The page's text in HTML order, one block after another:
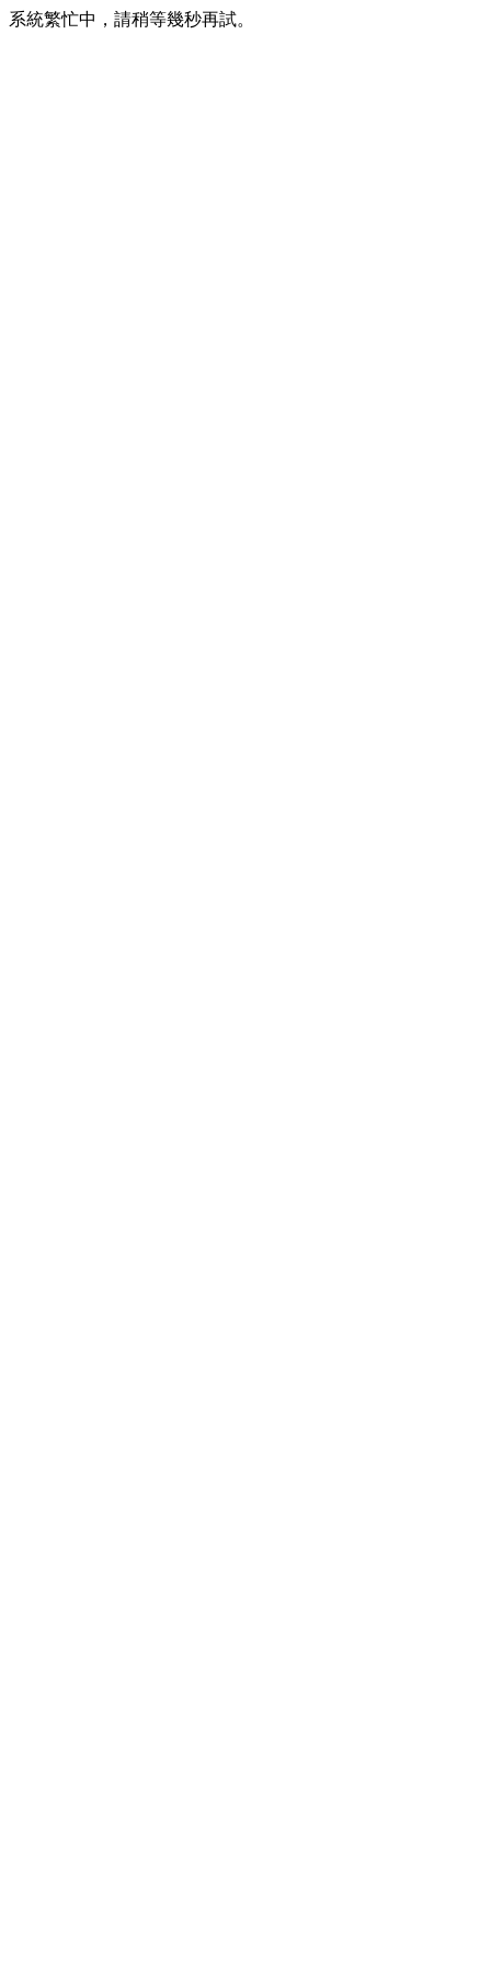
系統繁忙中，請稍等幾秒再試。